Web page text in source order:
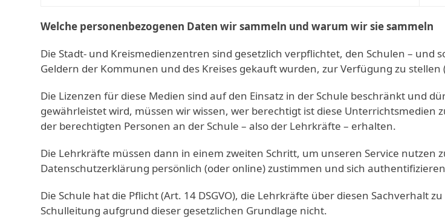
Welche personenbezogenen Daten wir sammeln und warum wir sie sammeln
Die Stadt- und Kreismedienzentren sind gesetzlich verpflichtet, den Schulen –
Geldern der Kommunen und des Kreises gekauft wurden, zur Verfügung zu stellen
Die Lizenzen für diese Medien sind auf den Einsatz in der Schule beschränkt und
gewährleistet wird, müssen wir wissen, wer berechtigt ist diese Unterrichtsmedien
der berechtigten Personen an der Schule – also der Lehrkräfte – erhalten.
Die Lehrkräfte müssen dann in einem zweiten Schritt, um unseren Service
Datenschutzerklärung persönlich (oder online) zustimmen und sich
Die Schule hat die Pflicht (Art. 14 DSGVO), die Lehrkräfte über diesen Sachverhalt
Schulleitung aufgrund dieser gesetzlichen Grundlage nicht.